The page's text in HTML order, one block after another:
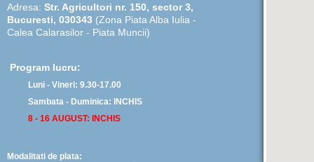
Adresa: Str. Agricultori nr. 150, sector 3,
Bucuresti, 030343 (Zona Piata Alba Iulia -
Calea Calarasilor - Piata Muncii)
Program lucru:
Luni - Vineri: 9.30-17.00
Sambata - Duminica: INCHIS
8 - 16 AUGUST: INCHIS
Modalitati de plata: